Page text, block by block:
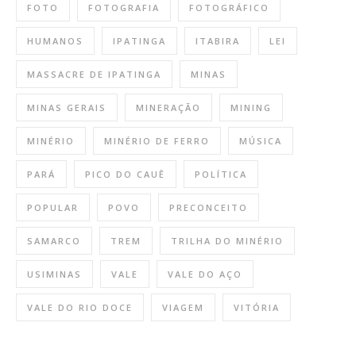
FOTO FOTOGRAFIA FOTOGRÁFICO
HUMANOS IPATINGA ITABIRA LEI
MASSACRE DE IPATINGA MINAS
MINAS GERAIS MINERAÇÃO MINING
MINÉRIO MINÉRIO DE FERRO MÚSICA
PARÁ PICO DO CAUÊ POLÍTICA
POPULAR POVO PRECONCEITO
SAMARCO TREM TRILHA DO MINÉRIO
USIMINAS VALE VALE DO AÇO
VALE DO RIO DOCE VIAGEM VITÓRIA